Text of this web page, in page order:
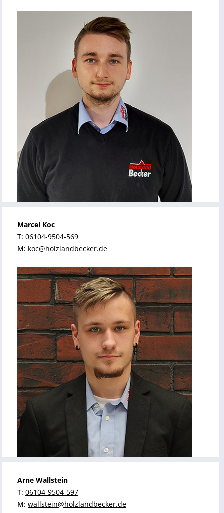
Arne Wallstein
T: 06104-9504-597
M: wallstein@holzlandbecker.de
Marcel Koc
T: 06104-9504-569
M: koc@holzlandbecker.de